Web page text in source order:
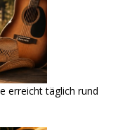
erreicht täglich rund